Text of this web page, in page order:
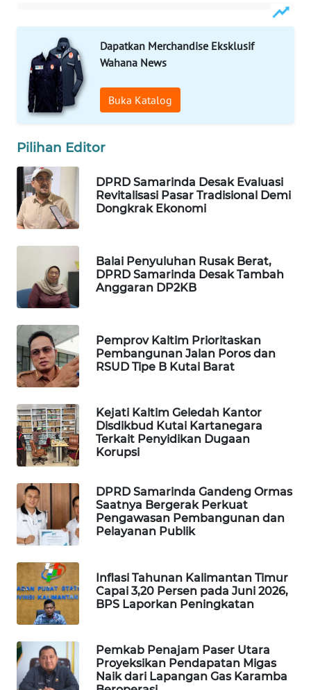
Dapatkan Merchandise Eksklusif
Wahana News
Buka Katalog
Pilihan Editor
DPRD Samarinda Desak Evaluasi
Revitalisasi Pasar Tradisional Demi
Dongkrak Ekonomi
Balai Penyuluhan Rusak Berat,
DPRD Samarinda Desak Tambah
Anggaran DP2KB
Pemprov Kaltim Prioritaskan
Pembangunan Jalan Poros dan
RSUD Tipe B Kutai Barat
Kejati Kaltim Geledah Kantor
Disdikbud Kutai Kartanegara
Terkait Penyidikan Dugaan
Korupsi
DPRD Samarinda Gandeng Ormas
Saatnya Bergerak Perkuat
Pengawasan Pembangunan dan
Pelayanan Publik
Inflasi Tahunan Kalimantan Timur
Capai 3,20 Persen pada Juni 2026,
BPS Laporkan Peningkatan
Pemkab Penajam Paser Utara
Proyeksikan Pendapatan Migas
Naik dari Lapangan Gas Karamba
KOPEKLIN
PORTAL
KONSUMEN
ALPERKLINAS
TAMBANG
NEWS
SITUNGIR
NEWS
SIDIKALANG
NEWS
SIBARAGAS
NEWS
SIANTAR
NEWS
METRO
NEWS
METRO
JAKARTA
KRT